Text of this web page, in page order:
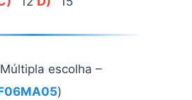
escolha –
)